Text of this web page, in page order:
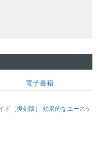
電子書籍
ド［復刻版］ 効果的なユースケ